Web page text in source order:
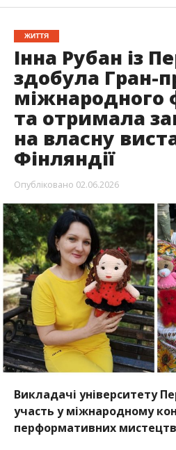
ЖИТТЯ
Інна Рубан із
здобула Гран-
міжнародного
та отримала
на власну
Фінляндії
Опубліковано 02.06.2026
Викладачі університету
участь у міжнародному
перформативних